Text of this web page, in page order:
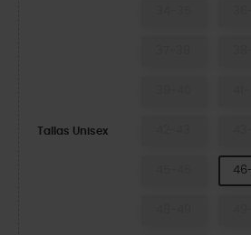
Tallas Unisex